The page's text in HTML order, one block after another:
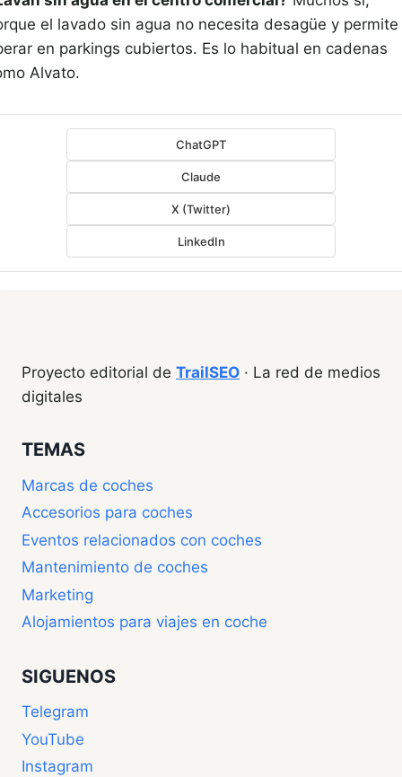
el lavado sin agua no necesita desagüe y permite
en parkings cubiertos. Es lo habitual en cadenas
Alvato.
ChatGPT
Claude
X (Twitter)
LinkedIn
Proyecto editorial de TrailSEO · La red de medios
digitales
TEMAS
Marcas de coches
Accesorios para coches
Eventos relacionados con coches
Mantenimiento de coches
Marketing
Alojamientos para viajes en coche
SIGUENOS
Telegram
YouTube
Instagram